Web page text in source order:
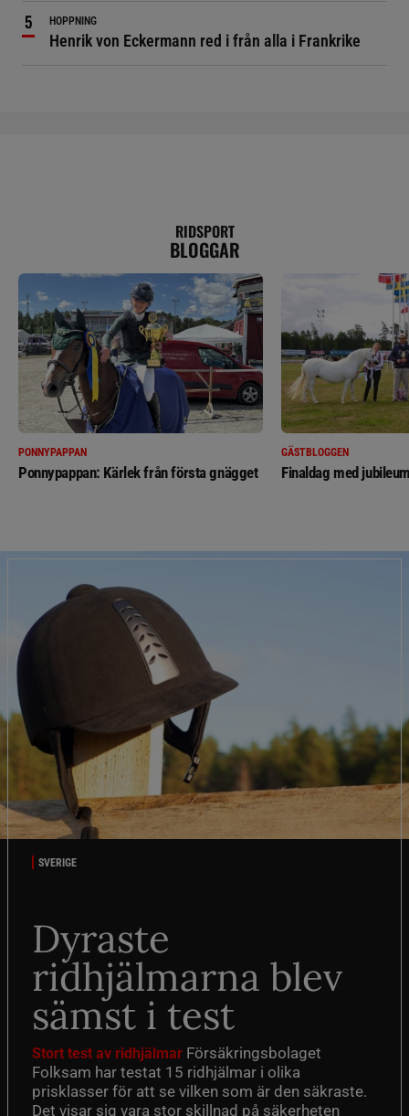
HOPPNING
Henrik von Eckermann red i från alla i Frankrike
RIDSPORT
BLOGGAR
PONNYPAPPAN
Ponnypappan: Kärlek från första gnägget
GÄSTBLOGGEN
Finaldag med
SVERIGE
Dyraste
ridhjälmarna blev
sämst i test
Stort test av ridhjälmar Försäkringsbolaget
Folksam har testat 15 ridhjälmar i olika
prisklasser för att se vilken som är den säkraste.
Det visar sig vara stor skillnad på säkerheten